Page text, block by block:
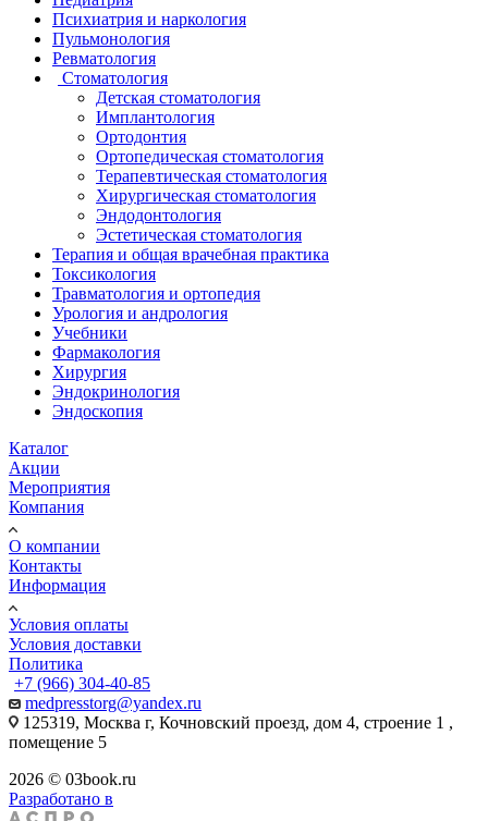
Психиатрия и наркология
Пульмонология
Ревматология
Стоматология
Детская стоматология
Имплантология
Ортодонтия
Ортопедическая стоматология
Терапевтическая стоматология
Хирургическая стоматология
Эндодонтология
Эстетическая стоматология
Терапия и общая врачебная практика
Токсикология
Травматология и ортопедия
Урология и андрология
Учебники
Фармакология
Хирургия
Эндокринология
Эндоскопия
Каталог
Акции
Мероприятия
Компания
О компании
Контакты
Информация
Условия оплаты
Условия доставки
Политика
+7 (966) 304-40-85
medpresstorg@yandex.ru
125319, Москва г, Кочновский проезд, дом 4, строение 1 ,
помещение 5
2026 © 03book.ru
Разработано в